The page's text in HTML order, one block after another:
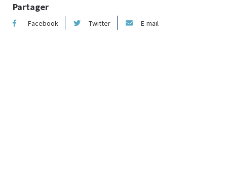
Partager
Facebook Twitter E-mail